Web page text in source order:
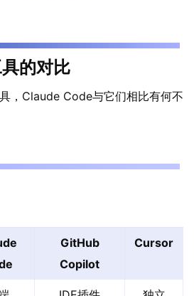
的对比
，Claude Code与它们相比有何不
GitHub
Copilot
Cursor